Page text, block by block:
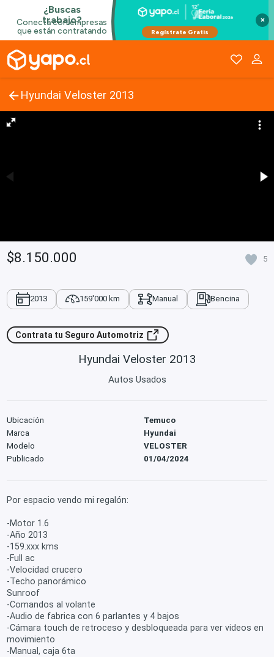
×
Hyundai Veloster 2013
$8.150.000 5
2013 159'000 km Manual Bencina
Contrata tu Seguro Automotriz
Hyundai Veloster 2013
Autos Usados
Ubicación
Temuco
Marca
Hyundai
Modelo
VELOSTER
Publicado
01/04/2024
Por espacio vendo mi regalón:
-Motor 1.6
-Año 2013
-159.xxx kms
-Full ac
-Velocidad crucero
-Techo panorámico
Sunroof
-Comandos al volante
-Audio de fabrica con 6 parlantes y 4 bajos
-Cámara touch de retroceso y desbloqueada para ver videos en
movimiento
-Manual, caja 6ta